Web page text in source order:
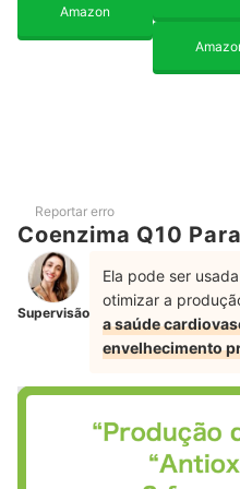
Amazon
Reportar erro
Coenzima Q10
Supervisão
Ela pode ser
otimizar a
a saúde
envelhecimento